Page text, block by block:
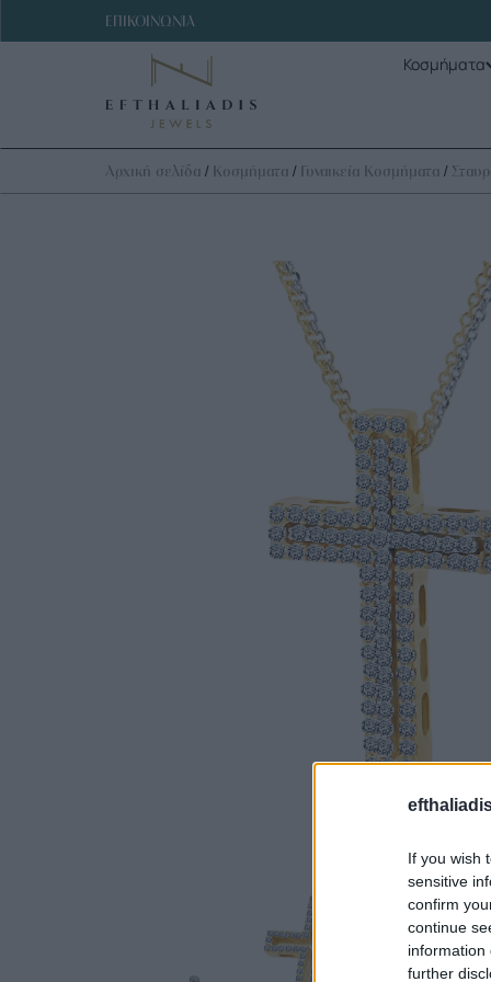
If you wish
sensitive
confirm
continue
information
further
ΕΠΙΚΟΙΝΩΝΙΑ
Κοσμήματα
Αρχική σελίδα / Κοσμήματα / Γυναικεία Κοσμήματα /